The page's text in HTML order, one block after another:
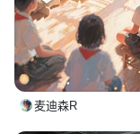
麦迪森R